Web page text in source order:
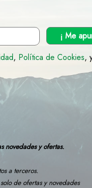
¡ Me
, Política de Cookies,
novedades y ofertas.
a terceros.
de ofertas y novedades